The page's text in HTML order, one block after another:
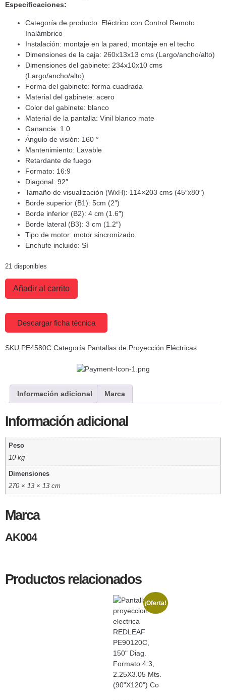
Especificaciones:
Categoría de producto: Eléctrico con Control Remoto
Inalámbrico
Instalación: montaje en la pared, montaje en el techo
Dimensiones de la caja: 260x13x13 cms (Largo/ancho/alto)
Dimensiones del gabinete: 234x10x10 cms
(Largo/ancho/alto)
Forma del gabinete: forma cuadrada
Material del gabinete: acero
Color del gabinete: blanco
Material de la pantalla: Vinil blanco mate
Ganancia: 1.0
Ángulo de visión: 160 °
Mantenimiento: Lavable
Retardante de fuego
Formato: 16:9
Diagonal: 92″
Tamaño de visualización (WxH): 114×203 cms (45″x80″)
Borde superior (B1): 5cm (2″)
Borde inferior (B2): 4 cm (1.6″)
Borde lateral (B3): 3 cm (1.2″)
Tipo de motor: motor sincronizado.
Enchufe incluido: Sí
21 disponibles
Añadir al carrito
Descargar ficha técnica
SKU PE4580C Categoría Pantallas de Proyección Eléctricas
Información adicional Marca
Información adicional
Peso
10 kg
Dimensiones
270 × 13 × 13 cm
Marca
AK004
Productos relacionados
¡Oferta!